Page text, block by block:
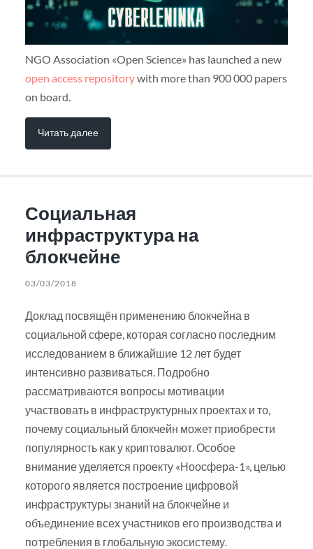
NGO Association «Open Science» has launched a new
open access repositorywith more than 900 000 papers
on board.
Читать далее
Социальная
инфраструктура на
блокчейне
03/03/2018
Доклад посвящён применению блокчейна в
социальной сфере, которая согласно последним
исследованием в ближайшие 12 лет будет
интенсивно развиваться. Подробно
рассматриваются вопросы мотивации
участвовать в инфраструктурных проектах и то,
почему социальный блокчейн может приобрести
популярность как у криптовалют. Особое
внимание уделяется проекту «Ноосфера-1», целью
которого является построение цифровой
инфраструктуры знаний на блокчейне и
объединение всех участников его производства и
потребления в глобальную экосистему.